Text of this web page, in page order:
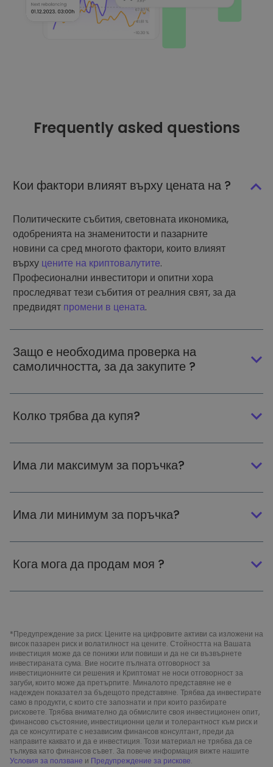
Frequently asked questions
Кои фактори влияят върху цената на ?
Политическите събития, световната икономика,
одобренията на знаменитости и пазарните
новини са сред многото фактори, които влияят
върху цените на криптовалутите.
Професионални инвеститори и опитни хора
проследяват тези събития от реалния свят, за да
предвидят промени в цената.
Защо е необходима проверка на
самоличността, за да закупите ?
Колко трябва да купя?
Има ли максимум за поръчка?
Има ли минимум за поръчка?
Кога мога да продам моя ?
*Предупреждение за риск: Цените на цифровите активи са изложени на
висок пазарен риск и волатилност на цените. Стойността на Вашата
инвестиция може да се понижи или повиши и да не си възвърнете
инвестираната сума. Вие носите пълната отговорност за
инвестиционните си решения и Криптомат не носи отговорност за
загуби, които може да претърпите. Миналото представяне не е
надежден показател за бъдещото представяне. Трябва да инвестирате
само в продукти, с които сте запознати и при които разбирате
рисковете. Трябва внимателно да обмислите своя инвестиционен опит,
финансово състояние, инвестиционни цели и толерантност към риск и
да се консултирате с независим финансов консултант, преди да
направите каквато и да е инвестиция. Този материал не трябва да се
тълкува като финансов съвет. За повече информация вижте нашите
Условия за ползване и Предупреждение за рискове.